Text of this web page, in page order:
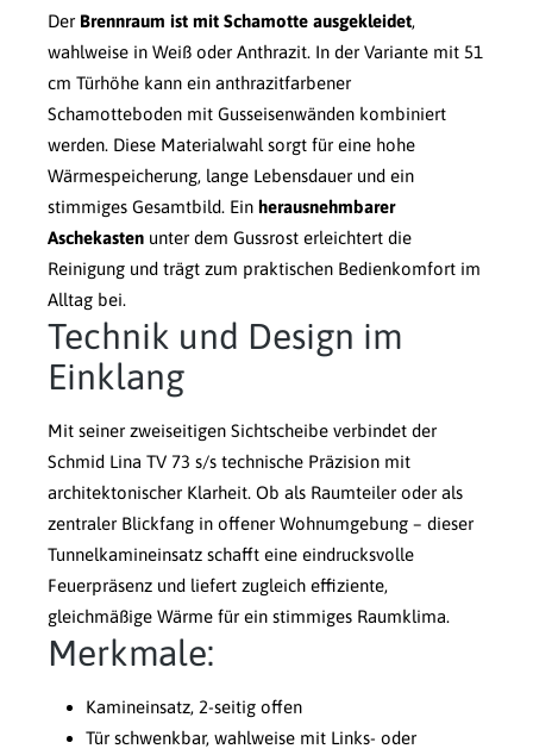
Der Brennraum ist mit Schamotte ausgekleidet,
wahlweise in Weiß oder Anthrazit. In der Variante mit 51
cm Türhöhe kann ein anthrazitfarbener
Schamotteboden mit Gusseisenwänden kombiniert
werden. Diese Materialwahl sorgt für eine hohe
Wärmespeicherung, lange Lebensdauer und ein
stimmiges Gesamtbild. Ein herausnehmbarer
Aschekasten unter dem Gussrost erleichtert die
Reinigung und trägt zum praktischen Bedienkomfort im
Alltag bei.
Technik und Design im
Einklang
Mit seiner zweiseitigen Sichtscheibe verbindet der
Schmid Lina TV 73 s/s technische Präzision mit
architektonischer Klarheit. Ob als Raumteiler oder als
zentraler Blickfang in offener Wohnumgebung – dieser
Tunnelkamineinsatz schafft eine eindrucksvolle
Feuerpräsenz und liefert zugleich effiziente,
gleichmäßige Wärme für ein stimmiges Raumklima.
Merkmale:
Kamineinsatz, 2-seitig offen
Tür schwenkbar, wahlweise mit Links- oder